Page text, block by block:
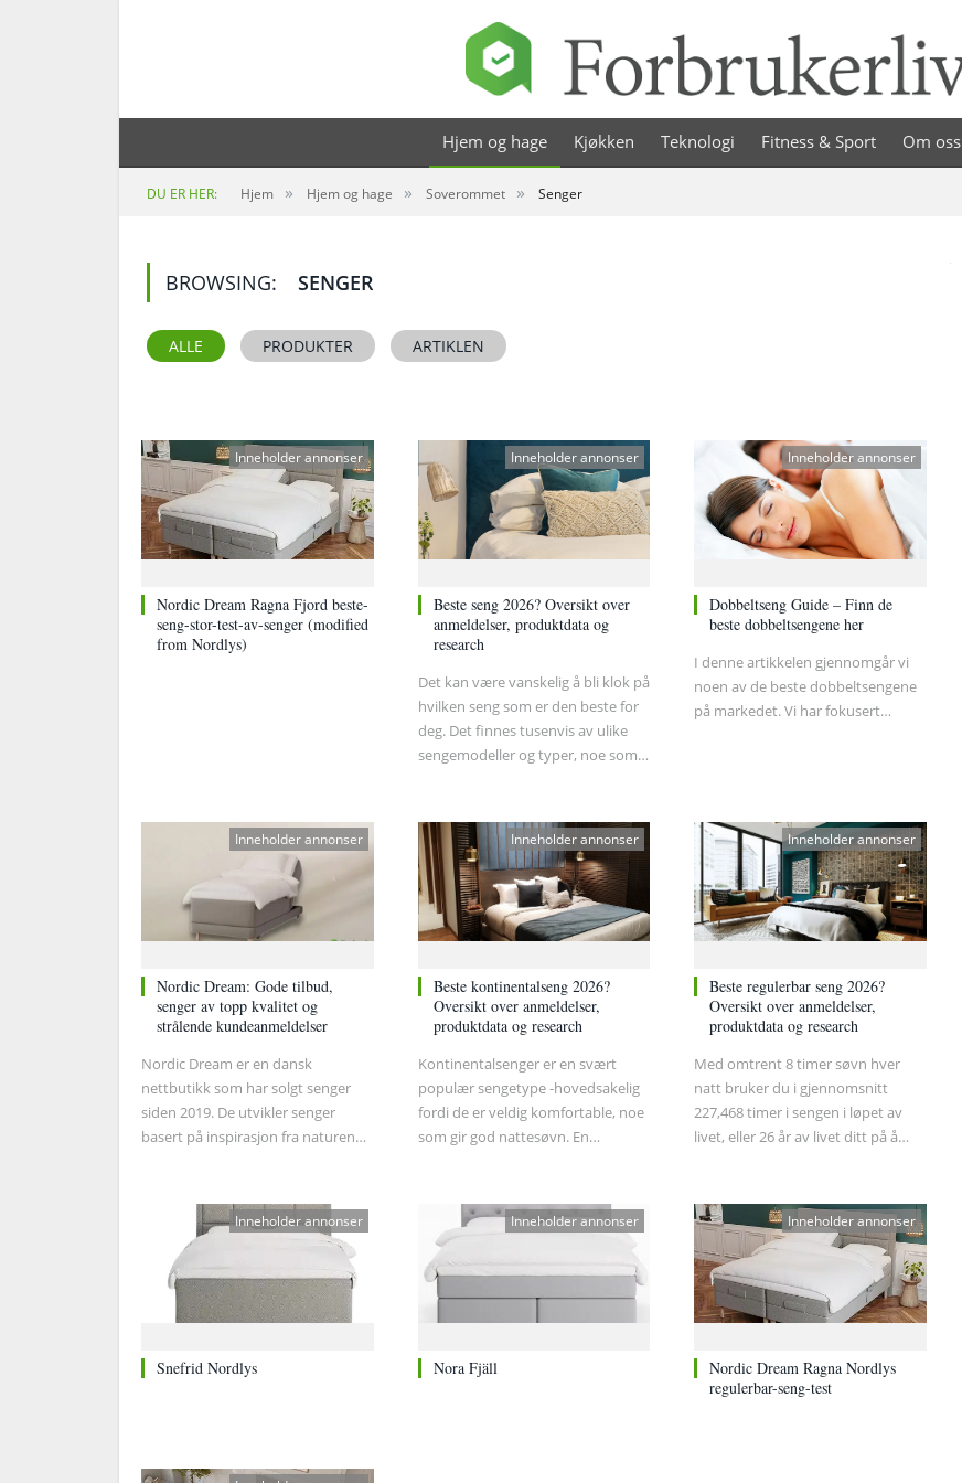
Hjem og hage Kjøkken Teknologi Fitness & Sport Om oss
DU ER HER: Hjem » Hjem og hage » Soverommet » Senger
BROWSING: SENGER
ALLE PRODUKTER ARTIKLEN
Nordic Dream Ragna Fjord beste-
seng-stor-test-av-senger (modified
from Nordlys)
Inneholder annonser
Beste seng 2026? Oversikt over
anmeldelser, produktdata og
research
Det kan være vanskelig å bli klok på
hvilken seng som er den beste for
deg. Det finnes tusenvis av ulike
sengemodeller og typer, noe som
Inneholder annonser
Dobbeltseng Guide – Finn de
beste dobbeltsengene her
I denne artikkelen gjennomgår vi
noen av de beste dobbeltsengene
på markedet. Vi har fokusert…
Inneholder annonser
Nordic Dream: Gode tilbud,
senger av topp kvalitet og
strålende kundeanmeldelser
Nordic Dream er en dansk
nettbutikk som har solgt senger
siden 2019. De utvikler senger
basert på inspirasjon fra naturen
håndverk.
Inneholder annonser
Beste kontinentalseng 2026?
Oversikt over anmeldelser,
produktdata og research
Kontinentalsenger er en svært
populær sengetype -hovedsakelig
fordi de er veldig komfortable, noe
som gir god nattesøvn. En
kan montere fast en sengegavl for
god støtte i ryggen når man sitter
opp i sengen. Her er en guide til
hvordan du velger den riktige
kontinentalsengen for deg.
Inneholder annonser
Beste regulerbar seng 2026?
Oversikt over anmeldelser,
produktdata og research
Med omtrent 8 timer søvn hver
natt bruker du i gjennomsnitt
227,468 timer i sengen i løpet av
livet, eller 26 år av livet ditt på å
energinivå og generelle velvære.
Derfor er det viktig å sørge for at
du både har en god seng og riktige
soveforhold.
Inneholder annonser
Snefrid Nordlys
Inneholder annonser
Nora Fjäll
Inneholder annonser
Nordic Dream Ragna Nordlys
regulerbar-seng-test
Inneholder annonser